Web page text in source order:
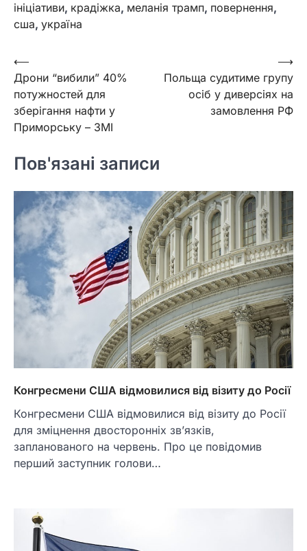
ініціативи, крадіжка, меланія трамп, повернення,
сша, україна
Навігація
записів
⟵
Дрони “вибили” 40%
потужностей для
зберігання нафти у
Приморську – ЗМІ
Польща судитиме групу
осіб у диверсіях на
замовлення РФ
⟶
Пов'язані записи
Конгресмени США відмовилися від візиту до Росії
Конгресмени США відмовилися від візиту до Росії
для зміцнення двосторонніх зв’язків,
запланованого на червень. Про це повідомив
перший заступник голови…